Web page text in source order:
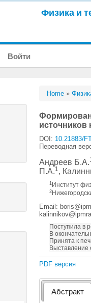
Физика и
Войти
Home »
источников
DOI: 10.21883/
Переводная
Андреев Б.А.
П.А.1,
1 Институт
2
Email:
Поступила в
В
Принята к
Выставление
PDF версия
Абстракт